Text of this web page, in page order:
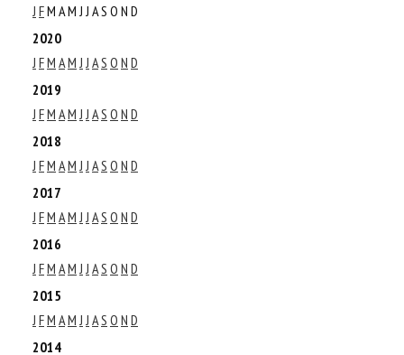
J FM AM J J AS O N D
2020
J FM AM J J AS O N D
2019
J FM AM J J AS O N D
2018
J FM AM J J AS O N D
2017
J FM AM J J AS O N D
2016
J FM AM J J AS O N D
2015
J FM AM J J AS O N D
2014